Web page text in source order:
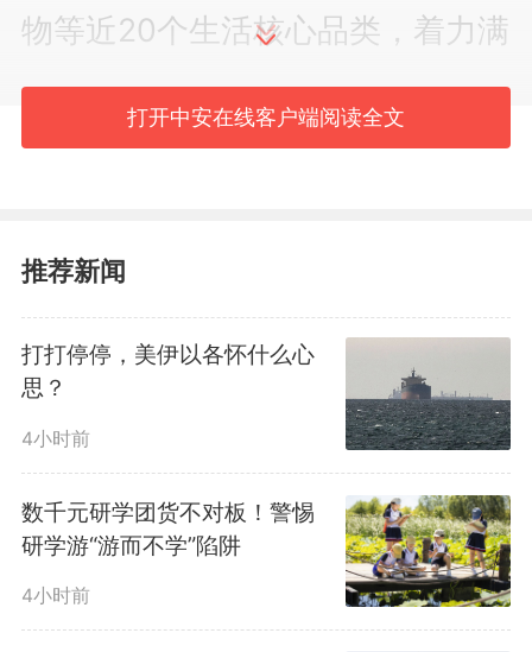
物等近20个生活核心品类，着力满
足社区需求。”该门店店长刘鸿运
告诉记者。
为何要开设线下门店？三只松鼠党
委书记潘道伟坦言，过去几年，量
贩零食店业态面临挑战，行业深陷
同质化竞争困境。在市场调研中，
公司团队观察到国际零售标杆企业
门店的米面粮油、日化用品等品类
自有品牌占比高达70%。这一现象
打开中安在线客户端阅读全文
推荐新闻
打打停停，美伊以各怀什么心
思？
4小时前
数千元研学团货不对板！警惕
研学游“游而不学”陷阱
4小时前